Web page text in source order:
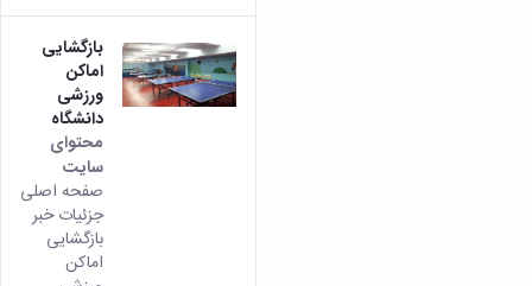
بازگشایی
اماکن
ورزشی
دانشگاه
محتوای
سایت
صفحه اصلی
جزئیات خبر
بازگشایی
اماکن